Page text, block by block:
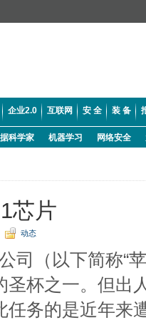
企业2.0 互联网 安 全 装 备
科学家 机器学习 网络安全
芯片
动态
司（以下简称“
圣杯之一。但出
任务的是近年来